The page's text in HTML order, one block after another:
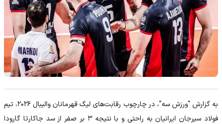
به گزارش "ورزش سه"، در چارچوب رقابت‌های لیگ قهرمانان والیبال ۲۰۲۶، تیم
فولاد سیرجان ایرانیان به راحتی و با نتیجه ۳ بر صفر از سد جاکارتا گارودا